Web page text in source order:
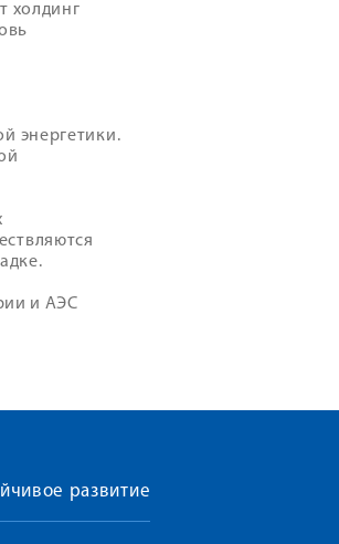
холдинг
энергетики.
и АЭС
развитие